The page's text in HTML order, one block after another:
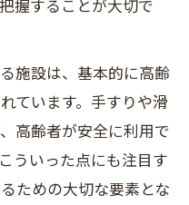
握することが大切で
施設は、基本的に高齢
ています。手すりや滑
高齢者が安全に利用で
ういった点にも注目す
ための大切な要素とな